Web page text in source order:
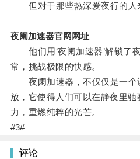
但对于那些热深爱夜行的人
夜阑加速器官网网址
他们用‘夜阑加速器’解锁了
常，挑战极限的快感。
夜阑加速器，不仅仅是一个
放，它使得人们可以在静夜里
力，重燃纯粹的光芒。
#3#
评论